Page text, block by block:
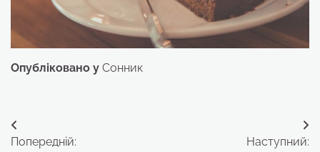
Опубліковано у Сонник
Навігація
Попередній:
Наступний: